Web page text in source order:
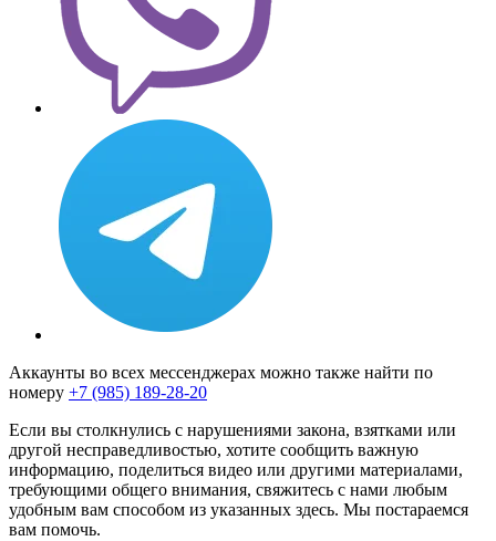
Аккаунты во всех мессенджерах можно также найти по
номеру +7 (985) 189-28-20
Если вы столкнулись с нарушениями закона, взятками или
другой несправедливостью, хотите сообщить важную
информацию, поделиться видео или другими материалами,
требующими общего внимания, свяжитесь с нами любым
удобным вам способом из указанных здесь. Мы постараемся
вам помочь.